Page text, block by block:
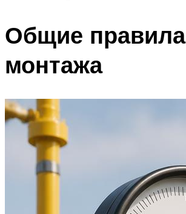
Общие правила
монтажа